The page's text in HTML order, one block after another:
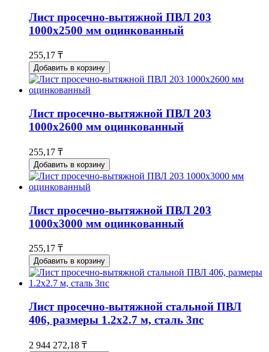
Лист просечно-вытяжной ПВЛ 203
1000х2500 мм оцинкованный
255,17 ₸
Добавить в корзину
Лист просечно-вытяжной ПВЛ 203
1000х2600 мм оцинкованный
255,17 ₸
Добавить в корзину
Лист просечно-вытяжной ПВЛ 203
1000х3000 мм оцинкованный
255,17 ₸
Добавить в корзину
Лист просечно-вытяжной стальной ПВЛ
406, размеры 1.2x2.7 м, сталь 3пс
2 944 272,18 ₸